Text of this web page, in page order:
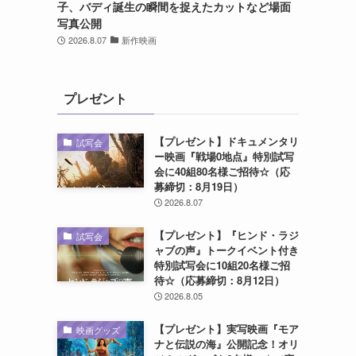
子、バディ誕生の瞬間を捉えたカットなど場面
写真公開
2026.8.07 新作映画
プレゼント
試写会
【プレゼント】ドキュメンタリ
ー映画『戦場0地点』特別試写
会に40組80名様ご招待☆（応
募締切：8月19日）
2026.8.07
試写会
【プレゼント】『ヒンド・ラジ
ャブの声』トークイベント付き
特別試写会に10組20名様ご招
待☆（応募締切：8月12日）
2026.8.05
映画グッズ
【プレゼント】実写映画『モア
ナと伝説の海』公開記念！オリ